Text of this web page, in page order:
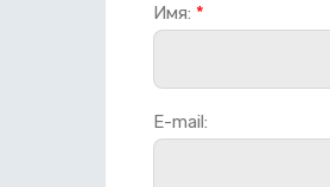
Имя: *
E-mail: